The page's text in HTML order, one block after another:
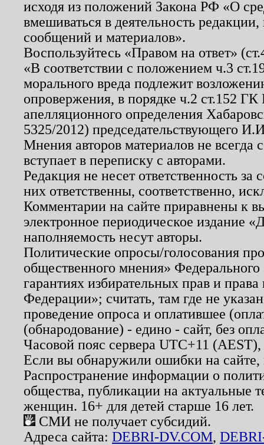
исходя из положений Закона РФ «О
вмешиваться в деятельность
сообщений и материалов».
Воспользуйтесь «Правом на ответ»
«В соответствии с положением ч.3
морального вреда подлежит
опровержения, в порядке ч.2 ст.152
апелляционного определения
5325/2012) председательствующего
Мнения авторов материалов не
вступает в переписку с авторами.
Редакция не несет ответственность
них ответственны, соответственно,
Комментарии на сайте приравнены к
электронное периодическое издание
наполняемость несут авторы.
Политические опросы/голосования
общественного мнения»
гарантиях избирательных прав и
Федерации»; считать, там где не
проведение опроса и оплатившее
(обнародование) - едино - сайт, без
Часовой пояс сервера UTC+11
Если вы обнаружили ошибки на
Распространение информации о
общества, публикации на актуальные
женщин. 16+ для детей старше 16 лет.
СМИ не получает субсидий.
Адреса сайта: DEBRI-DV.COM,